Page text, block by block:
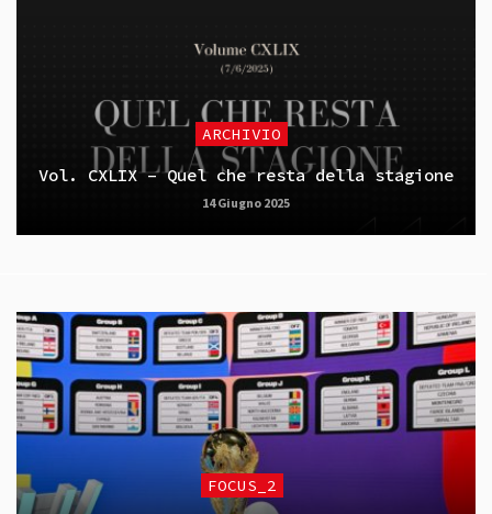
ARCHIVIO
Vol. CXLIX – Quel che resta della stagione
14 Giugno 2025
FOCUS_2